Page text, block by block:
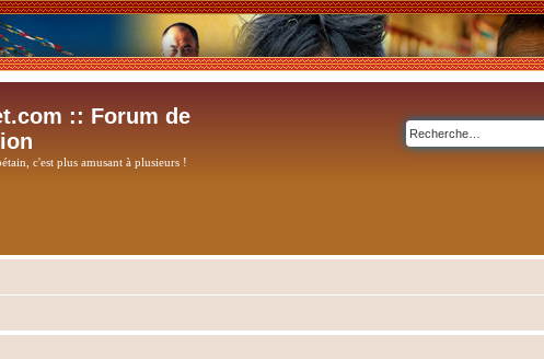
:: Forum de
c'est plus amusant à plusieurs !